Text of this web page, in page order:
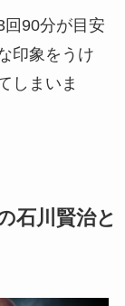
回90分が目安
印象をうけ
しまいま
石川賢治と